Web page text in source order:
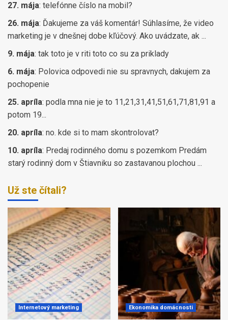
27. mája: telefónne číslo na mobil?
26. mája: Ďakujeme za váš komentár! Súhlasíme, že video
marketing je v dnešnej dobe kľúčový. Ako uvádzate, ak ...
9. mája: tak toto je v riti toto co su za priklady
6. mája: Polovica odpovedi nie su spravnych, dakujem za
pochopenie
25. apríla: podla mna nie je to 11,21,31,41,51,61,71,81,91 a
potom 19...
20. apríla: no. kde si to mam skontrolovat?
10. apríla: Predaj rodinného domu s pozemkom Predám
starý rodinný dom v Štiavniku so zastavanou plochou ...
Už ste čítali?
Internetový marketing Ekonomika domácnosti